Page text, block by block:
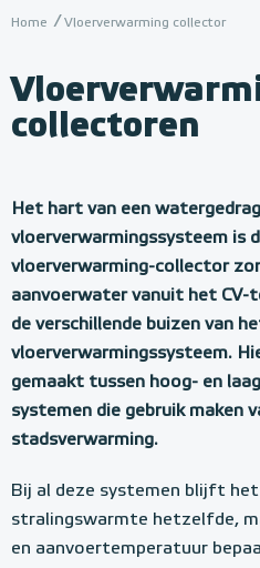
Home Vloerverwarming collector
collectoren
Het hart van een
vloerverwarmingssysteem is
vloerverwarming-collector
aanvoerwater vanuit het
de verschillende buizen van
vloerverwarmingssysteem.
gemaakt tussen hoog- en
systemen die gebruik maken
stadsverwarming.
Bij al deze systemen blijft het
stralingswarmte hetzelfde,
en aanvoertemperatuur